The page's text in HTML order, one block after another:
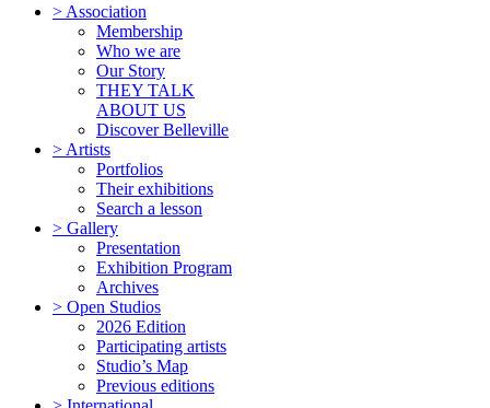
> Association
Membership
Who we are
Our Story
THEY TALK
ABOUT US
Discover Belleville
> Artists
Portfolios
Their exhibitions
Search a lesson
> Gallery
Presentation
Exhibition Program
Archives
> Open Studios
2026 Edition
Participating artists
Studio’s Map
Previous editions